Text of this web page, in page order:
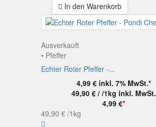
In den Warenkorb
Ausverkauft
• Pfeffer
Echter Roter Pfeffer -...
4,99 € inkl. 7% MwSt.*
49,90 € / /1kg inkl. MwSt.
4,99 €*
49,90 € /1kg